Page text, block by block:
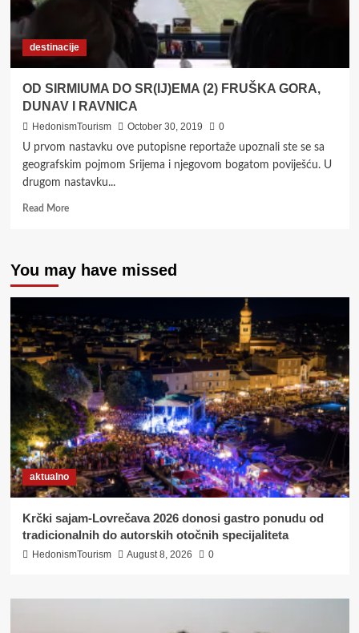
FRUŠKOGORSKI
WALK
destinacije
OD SIRMIUMA DO SR(IJ)EMA (2) FRUŠKA GORA,
DUNAV I RAVNICA
HedonismTourism October 30, 2019
0
U prvom nastavku ove putopisne reportaže upoznali ste se sa
geografskim pojmom Srijema i njegovom bogatom poviješću. U
drugom nastavku...
Read MoreRead
SIRMIUMA
DO
SR(IJ)EMA
FRUŠKA
GORA,
DUNAV
I
RAVNICA
You may have missed
aktualno
Krčki sajam-Lovrečava 2026 donosi gastro ponudu od
tradicionalnih do autorskih otočnih specijaliteta
HedonismTourism August 8, 2026 0